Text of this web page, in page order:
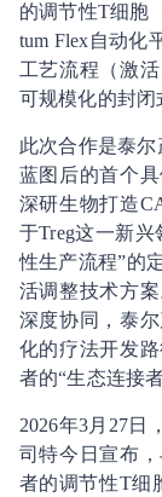
的调节性T细胞
tum Flex自动化
工艺流程（激
可规模化的封闭
此次合作是泰
蓝图后的首个
深研生物打造
于Treg这一新
性生产流程”的
活调整技术方
深度协同，泰
化的疗法开发
者的“生态连接
2026年3月27
司特今日宣布
者的调节性T细